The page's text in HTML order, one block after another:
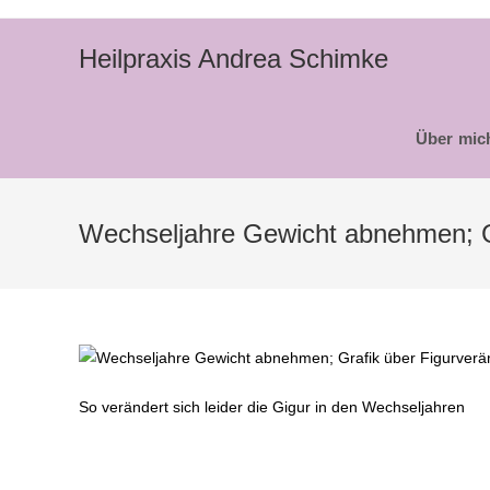
Heilpraxis Andrea Schimke
Über
Wechseljahre Gewicht abnehmen;
So verändert sich leider die Gigur in den Wechseljahren